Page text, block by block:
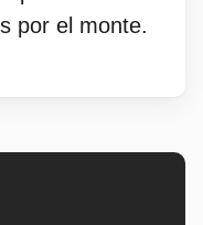
por el monte.